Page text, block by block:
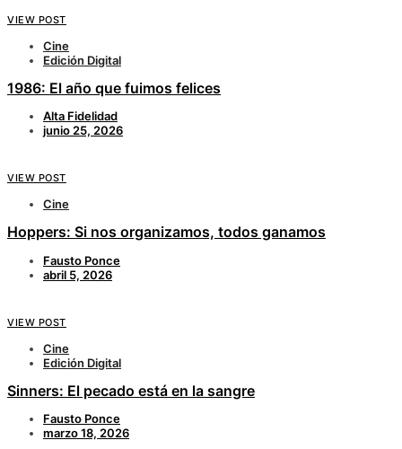
VIEW POST
Cine
Edición Digital
1986: El año que fuimos felices
Alta Fidelidad
junio 25, 2026
VIEW POST
Cine
Hoppers: Si nos organizamos, todos ganamos
Fausto Ponce
abril 5, 2026
VIEW POST
Cine
Edición Digital
Sinners: El pecado está en la sangre
Fausto Ponce
marzo 18, 2026